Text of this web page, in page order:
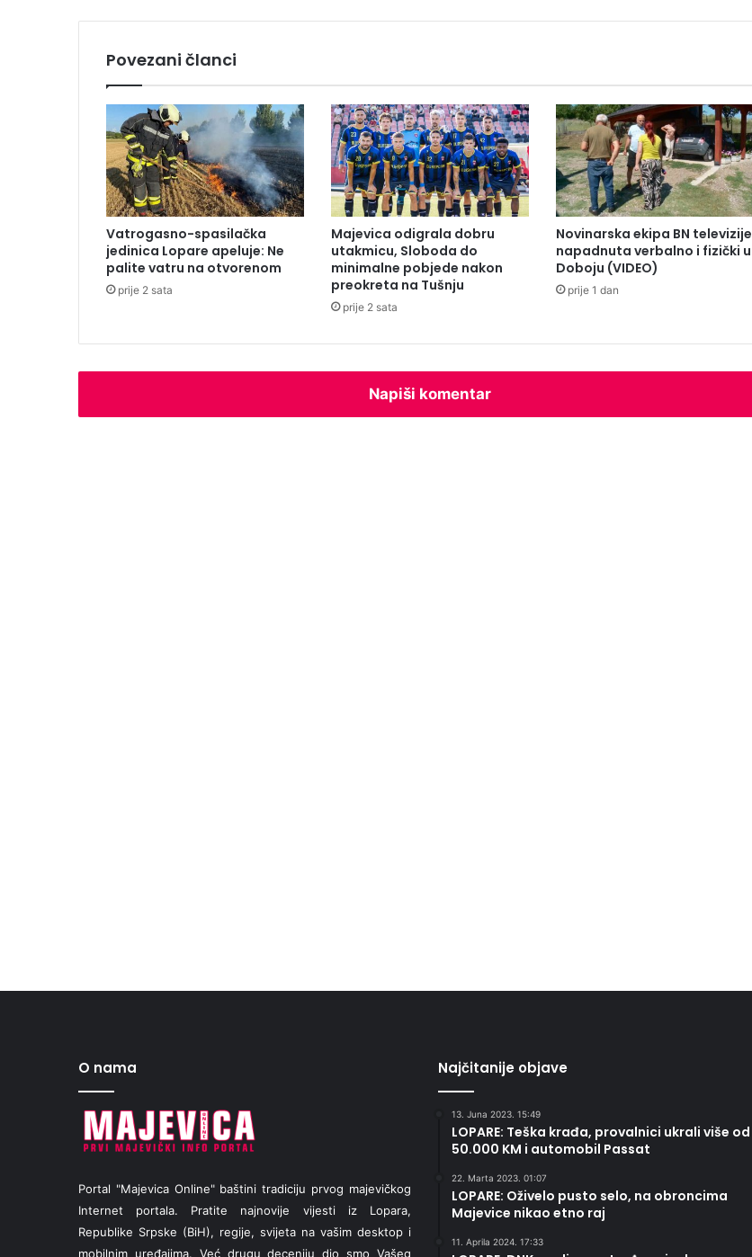
o
n
e
d
j
e
m
o
g
u
ć
e
a
s
e
z
a
d
u
ž
i
l
a
z
a
i
h
Povezani članci
Vatrogasno-spasilačka
jedinica Lopare apeluje: Ne
palite vatru na otvorenom
prije 2 sata
Majevica odigrala dobru
utakmicu, Sloboda do
minimalne pobjede nakon
preokreta na Tušnju
prije 2 sata
Novinarska ekipa BN televizije
napadnuta verbalno i fizički u
Doboju (VIDEO)
prije 1 dan
Napiši komentar
O nama
Portal "Majevica Online" baštini tradiciju prvog majevičkog
Internet portala. Pratite najnovije vijesti iz Lopara,
Republike Srpske (BiH), regije, svijeta na vašim desktop i
mobilnim uređajima. Već drugu deceniju dio smo Vašeg
Najčitanije objave
13. Juna 2023. 15:49
LOPARE: Teška krađa, provalnici ukrali više od
50.000 KM i automobil Passat
22. Marta 2023. 01:07
LOPARE: Oživelo pusto selo, na obroncima
Majevice nikao etno raj
11. Aprila 2024. 17:33